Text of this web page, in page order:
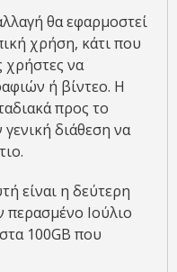
θα εφαρμοστεί
χρήση, κάτι που
χρήστες να
ή βίντεο. Η
προς το
διάθεση να
είναι η δεύτερη
Ιούλιο
100GB που